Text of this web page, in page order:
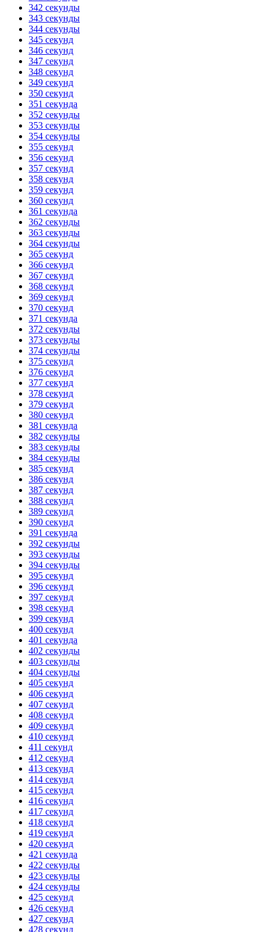
342 секунды
343 секунды
344 секунды
345 секунд
346 секунд
347 секунд
348 секунд
349 секунд
350 секунд
351 секунда
352 секунды
353 секунды
354 секунды
355 секунд
356 секунд
357 секунд
358 секунд
359 секунд
360 секунд
361 секунда
362 секунды
363 секунды
364 секунды
365 секунд
366 секунд
367 секунд
368 секунд
369 секунд
370 секунд
371 секунда
372 секунды
373 секунды
374 секунды
375 секунд
376 секунд
377 секунд
378 секунд
379 секунд
380 секунд
381 секунда
382 секунды
383 секунды
384 секунды
385 секунд
386 секунд
387 секунд
388 секунд
389 секунд
390 секунд
391 секунда
392 секунды
393 секунды
394 секунды
395 секунд
396 секунд
397 секунд
398 секунд
399 секунд
400 секунд
401 секунда
402 секунды
403 секунды
404 секунды
405 секунд
406 секунд
407 секунд
408 секунд
409 секунд
410 секунд
411 секунд
412 секунд
413 секунд
414 секунд
415 секунд
416 секунд
417 секунд
418 секунд
419 секунд
420 секунд
421 секунда
422 секунды
423 секунды
424 секунды
425 секунд
426 секунд
427 секунд
428 секунд